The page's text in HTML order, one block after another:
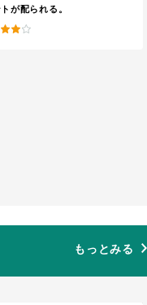
が配られる。
もっとみる